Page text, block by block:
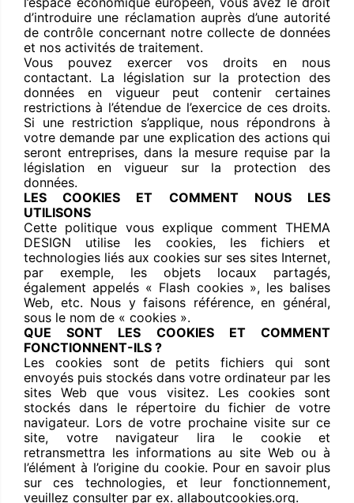
d’introduire une réclamation auprès d’une autorité
de contrôle concernant notre collecte de données
et nos activités de traitement.
Vous pouvez exercer vos droits en nous
contactant. La législation sur la protection des
données en vigueur peut contenir certaines
restrictions à l’étendue de l’exercice de ces droits.
Si une restriction s’applique, nous répondrons à
votre demande par une explication des actions qui
seront entreprises, dans la mesure requise par la
législation en vigueur sur la protection des
données.
LES COOKIES ET COMMENT NOUS LES
UTILISONS
Cette politique vous explique comment THEMA
DESIGN utilise les cookies, les fichiers et
technologies liés aux cookies sur ses sites Internet,
par exemple, les objets locaux partagés,
également appelés « Flash cookies », les balises
Web, etc. Nous y faisons référence, en général,
sous le nom de « cookies ».
QUE SONT LES COOKIES ET COMMENT
FONCTIONNENT-ILS ?
Les cookies sont de petits fichiers qui sont
envoyés puis stockés dans votre ordinateur par les
sites Web que vous visitez. Les cookies sont
stockés dans le répertoire du fichier de votre
navigateur. Lors de votre prochaine visite sur ce
site, votre navigateur lira le cookie et
retransmettra les informations au site Web ou à
l’élément à l’origine du cookie. Pour en savoir plus
sur ces technologies, et leur fonctionnement,
veuillez consulter par ex. allaboutcookies.org.